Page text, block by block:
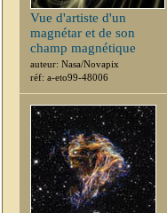
Vue d'artiste d'un
magnétar et de son
champ magnétique
auteur: Nasa/Novapix
réf: a-eto99-48006